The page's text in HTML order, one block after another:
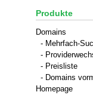
Produkte
Domains
- Mehrfach-
-
- Preisliste
- Domains
Homepage